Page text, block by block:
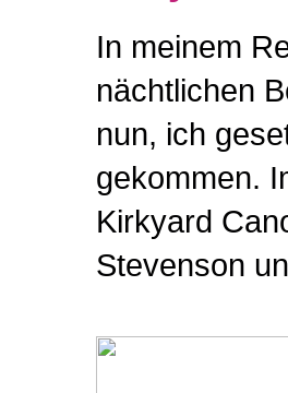
In meinem
nächtlichen
nun, ich
gekommen.
Kirkyard
Stevenson